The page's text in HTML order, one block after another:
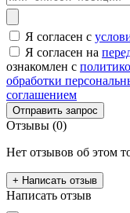
Я согласен с
Я согласен на
ознакомлен с
обработки
соглашением
Отправить запрос
Отзывы (0)
Нет отзывов об этом
+ Написать отзыв
Написать отзыв